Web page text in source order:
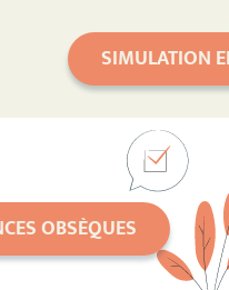
SIMULATION
OBSÈQUES